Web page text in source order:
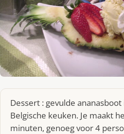
Dessert : gevulde
Belgische keuken. Je maakt
minuten, genoeg voor 4